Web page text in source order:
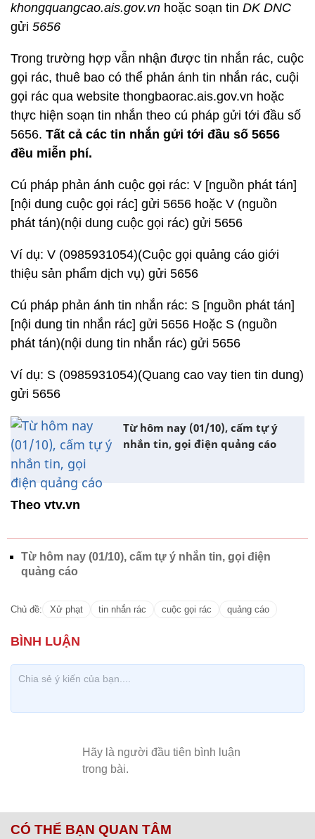
khongquangcao.ais.gov.vn hoặc soạn tin DK DNC
gửi 5656
Trong trường hợp vẫn nhận được tin nhắn rác, cuộc
gọi rác, thuê bao có thể phản ánh tin nhắn rác, cuội
gọi rác qua website thongbaorac.ais.gov.vn hoặc
thực hiện soạn tin nhắn theo cú pháp gửi tới đầu số
5656. Tất cả các tin nhắn gửi tới đầu số 5656
đều miễn phí.
Cú pháp phản ánh cuộc gọi rác: V [nguồn phát tán]
[nội dung cuộc gọi rác] gửi 5656 hoặc V (nguồn
phát tán)(nội dung cuộc gọi rác) gửi 5656
Ví dụ: V (0985931054)(Cuộc gọi quảng cáo giới
thiệu sản phẩm dịch vụ) gửi 5656
Cú pháp phản ánh tin nhắn rác: S [nguồn phát tán]
[nội dung tin nhắn rác] gửi 5656 Hoặc S (nguồn
phát tán)(nội dung tin nhắn rác) gửi 5656
Ví dụ: S (0985931054)(Quang cao vay tien tin dung)
gửi 5656
Từ hôm nay (01/10), cấm tự ý
nhắn tin, gọi điện quảng cáo
Theo vtv.vn
Từ hôm nay (01/10), cấm tự ý nhắn tin, gọi điện
quảng cáo
Chủ đề: Xử phạt tin nhắn rác cuộc gọi rác quảng cáo
CÓ THỂ BẠN QUAN TÂM